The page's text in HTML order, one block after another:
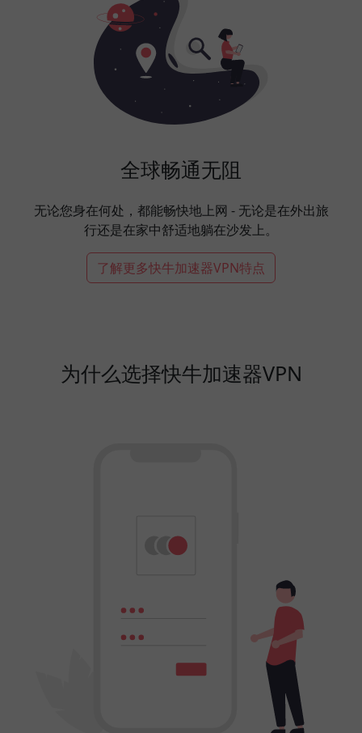
全球畅通无阻
无论您身在何处，都能畅快地上网 - 无论是在外出旅
行还是在家中舒适地躺在沙发上。
了解更多快牛加速器VPN特点
为什么选择快牛加速器VPN